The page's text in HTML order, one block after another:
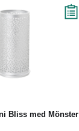
Bliss med Mönster
mer